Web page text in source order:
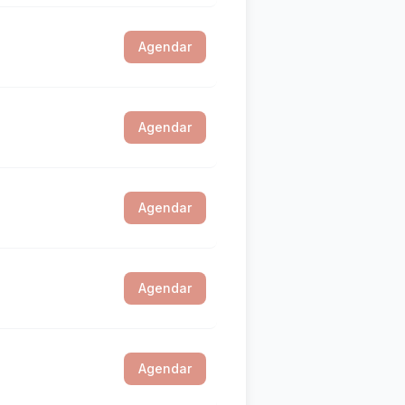
Agendar
Agendar
Agendar
Agendar
Agendar